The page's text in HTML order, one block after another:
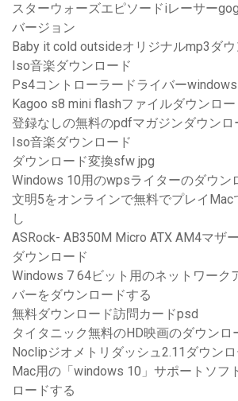
スターウォーズエピソードiレーサー
バージョン
Baby it cold outsideオリジナルmp3ダ
Iso音楽ダウンロード
Ps4コントローラードライバー
Kagoo s8 mini flashファイルダウンロー
登録なしの無料のpdfマガジンダウンロ
Iso音楽ダウンロード
ダウンロード変換sfw jpg
Windows 10用のwpsライターのダウン
文明5をオンラインで無料でプレイMac
し
ASRock- AB350M Micro ATX AM4マザ
ダウンロード
Windows 7 64ビット用のネットワーク
バーをダウンロードする
無料ダウンロード訪問カードpsd
タイタニック無料のHD映画のダウンロ
Noclipジオメトリダッシュ2.11ダウン
Mac用の「windows 10」サポートソフ
ロードする